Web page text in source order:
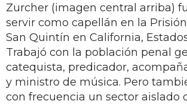
Zurcher (imagen central arriba)
servir como capellán en la
San Quintín en California,
Trabajó con la población penal
catequista, predicador,
y ministro de música. Pero
con frecuencia un sector aislado